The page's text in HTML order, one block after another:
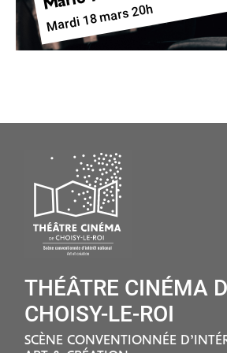
Mardi 18 mars 20h
THÉÂTRE CINÉMA
CHOISY-LE-ROI
SCÈNE CONVENTIONNÉE